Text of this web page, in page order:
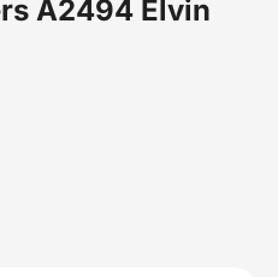
A2494 Elvin